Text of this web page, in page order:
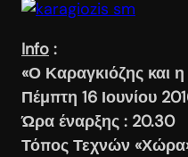
Info :
«Ο Καραγκιόζης και
Πέμπτη 16 Ιουνίου
Ώρα έναρξης : 20.30
Τόπος Τεχνών